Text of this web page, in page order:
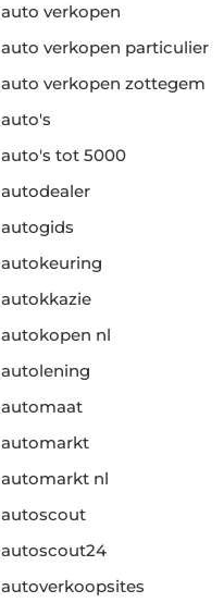
auto verkopen
auto verkopen particulier
auto verkopen zottegem
auto's
auto's tot 5000
autodealer
autogids
autokeuring
autokkazie
autokopen nl
autolening
automaat
automarkt
automarkt nl
autoscout
autoscout24
autoverkoopsites